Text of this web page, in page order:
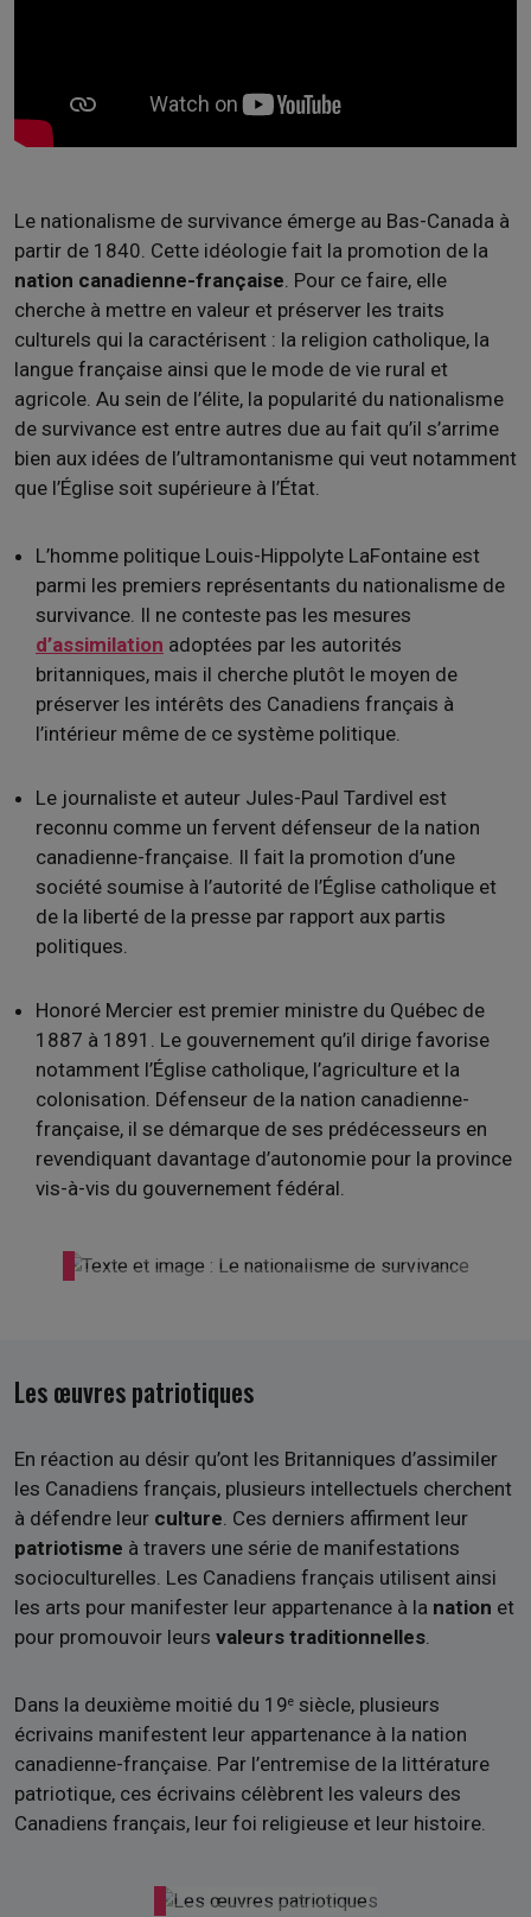
Le nationalisme de survivance émerge au Bas-Canada à
partir de 1840. Cette idéologie fait la promotion de la
nation canadienne-française. Pour ce faire, elle
cherche à mettre en valeur et préserver les traits
culturels qui la caractérisent : la religion catholique, la
langue française ainsi que le mode de vie rural et
agricole. Au sein de l’élite, la popularité du nationalisme
de survivance est entre autres due au fait qu’il s’arrime
bien aux idées de l’ultramontanisme qui veut notamment
que l’Église soit supérieure à l’État.
L’homme politique Louis-Hippolyte LaFontaine est
parmi les premiers représentants du nationalisme de
survivance. Il ne conteste pas les mesures
d’assimilation adoptées par les autorités
britanniques, mais il cherche plutôt le moyen de
préserver les intérêts des Canadiens français à
l’intérieur même de ce système politique.
Le journaliste et auteur Jules-Paul Tardivel est
reconnu comme un fervent défenseur de la nation
canadienne-française. Il fait la promotion d’une
société soumise à l’autorité de l’Église catholique et
de la liberté de la presse par rapport aux partis
politiques.
Honoré Mercier est premier ministre du Québec de
1887 à 1891. Le gouvernement qu’il dirige favorise
notamment l’Église catholique, l’agriculture et la
colonisation. Défenseur de la nation canadienne-
française, il se démarque de ses prédécesseurs en
revendiquant davantage d’autonomie pour la province
vis-à-vis du gouvernement fédéral.
Les œuvres patriotiques
En réaction au désir qu’ont les Britanniques d’assimiler
les Canadiens français, plusieurs intellectuels cherchent
à défendre leur culture . Ces derniers affirment leur
patriotisme à travers une série de manifestations
socioculturelles. Les Canadiens français utilisent ainsi
les arts pour manifester leur appartenance à la nation et
pour promouvoir leurs valeurs traditionnelles
Dans la deuxième moitié du 19e siècle, plusieurs
écrivains manifestent leur appartenance à la nation
canadienne-française. Par l’entremise de la littérature
patriotique, ces écrivains célèbrent les valeurs des
Canadiens français, leur foi religieuse et leur histoire.